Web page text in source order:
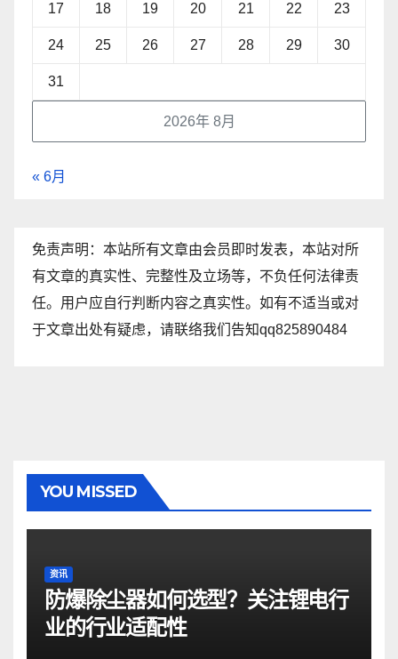
2026年 8月
17 18 19 20 21 22 23
24 25 26 27 28 29 30
31
« 6月
免责声明：本站所有文章由会员即时发表，本站对所
有文章的真实性、完整性及立场等，不负任何法律责
任。用户应自行判断内容之真实性。如有不适当或对
于文章出处有疑虑，请联络我们告知qq825890484
YOU MISSED
资讯
防爆除尘器如何选型？关注锂电行
业的行业适配性